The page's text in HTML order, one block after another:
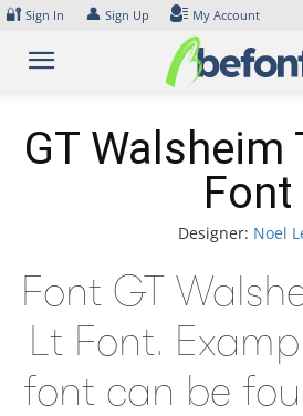
Skip
content
🔐 Sign In 👤 Sign Up My Account
GT Walsheim
Font
Designer: Noel
Font GT
Lt Font.
font can be